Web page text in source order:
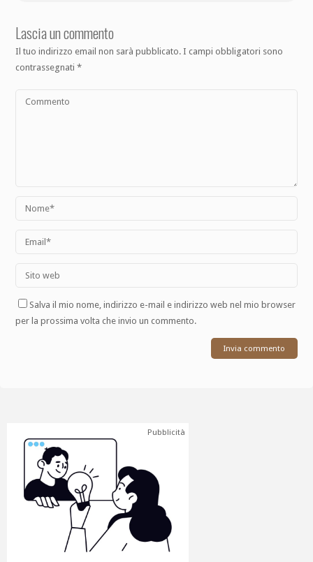
Lascia un commento
Il tuo indirizzo email non sarà pubblicato. I campi obbligatori sono
contrassegnati*
Salva il mio nome, indirizzo e-mail e indirizzo web nel mio browser
per la prossima volta che invio un commento.
Pubblicità